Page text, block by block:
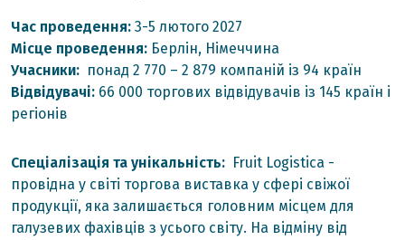
Час проведення: 3-5 лютого 2027
Місце проведення: Берлін, Німеччина
Учасники: понад 2 770 – 2 879 компаній із 94 країн
Відвідувачі: 66 000 торгових відвідувачів із 145 країн і
регіонів
Спеціалізація та унікальність: Fruit Logistica -
провідна у світі торгова виставка у сфері свіжої
продукції, яка залишається головним місцем для
галузевих фахівців з усього світу. На відміну від